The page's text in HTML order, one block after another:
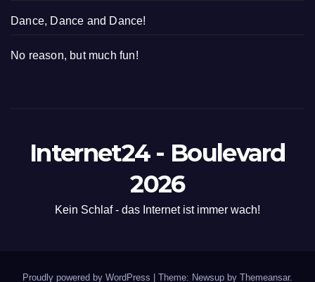
Dance, Dance and Dance!
No reason, but much fun!
Internet24 - Boulevard
2026
Kein Schlaf - das Internet ist immer wach!
Proudly powered by WordPress | Theme: Newsup by Themeansar.